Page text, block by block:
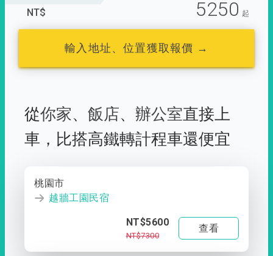
NT$ 5250 起
輸入地址、位置獲取報價 →
從你家、 飯店、 辦公室直接上
車， 比搭高鐵轉計程車還便宜
桃園市
越牆工園民宿
NT$5600
NT$7300
查看